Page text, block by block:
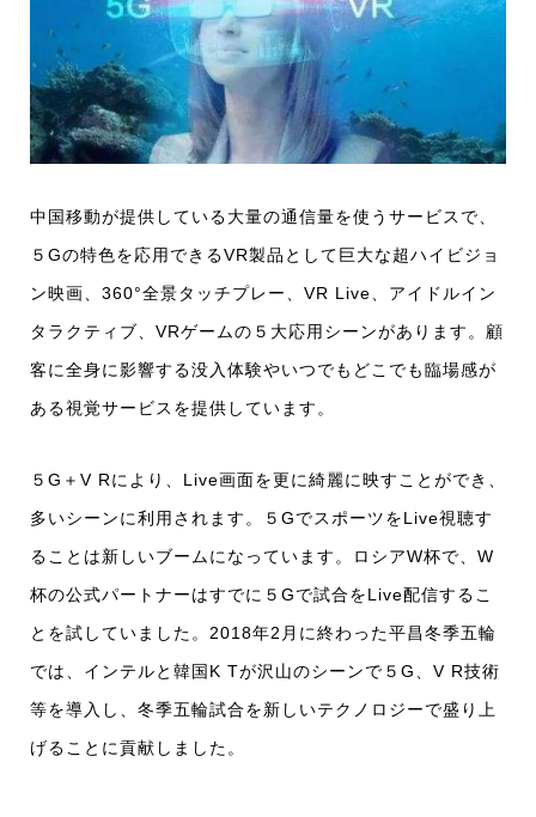
中国移動が提供している大量の通信量を使うサービスで、
５Gの特色を応用できるVR製品として巨大な超ハイビジョ
ン映画、360°全景タッチプレー、VR Live、アイドルイン
タラクティブ、VRゲームの５大応用シーンがあります。顧
客に全身に影響する没入体験やいつでもどこでも臨場感が
ある視覚サービスを提供しています。
５G＋V Rにより、Live画面を更に綺麗に映すことができ、
多いシーンに利用されます。５GでスポーツをLive視聴す
ることは新しいブームになっています。ロシアW杯で、W
杯の公式パートナーはすでに５Gで試合をLive配信するこ
とを試していました。2018年2月に終わった平昌冬季五輪
では、インテルと韓国K Tが沢山のシーンで５G、V R技術
等を導入し、冬季五輪試合を新しいテクノロジーで盛り上
げることに貢献しました。